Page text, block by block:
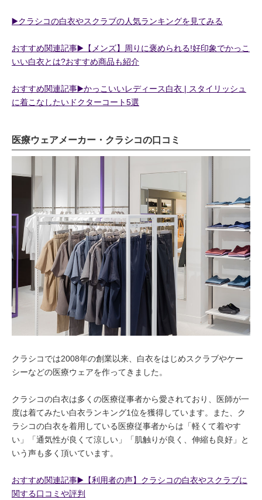
▶️クラシコの白衣やスクラブの人気ランキングを見てみる
おすすめ関連記事▶️【メンズ】周りに褒められる!好印象でかっこ
いい白衣とは?おすすめ商品も紹介
おすすめ関連記事▶️かっこいいレディース白衣 | スタイリッシュ
に着こなしたいドクターコート5選
医療ウェアメーカー・クラシコの口コミ
クラシコでは2008年の創業以来、白衣をはじめスクラブやケー
シーなどの医療ウェアを作ってきました。
クラシコの白衣は多くの医療従事者から愛されており、医師が一
度は着てみたい白衣ランキング1位を獲得しています。また、ク
ラシコの白衣を着用している医療従事者からは「軽くて着やす
い」「通気性が良くて涼しい」「肌触りが良く、伸縮も良好」と
いう声も多く頂いています。
おすすめ関連記事▶️【利用者の声】クラシコの白衣やスクラブに
関する口コミや評判